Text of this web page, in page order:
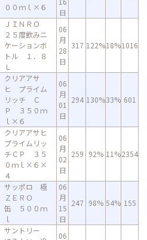
００ｍｌ×６
日
ＪＩＮＲＯ
２５度飲みニ
ケーションボ
トル １．８
Ｌ
06
月
28
日
317 122%18%1016
クリアアサ
ヒ プライム
リッチ Ｃ
Ｐ ３５０ｍ
ｌ×６
06
月
01
日
294 130%33% 601
クリアアサヒ
プライムリッ
チＣＰ ３５
０ｍｌ×６×
４
06
月
02
日
259 92% 11%2354
サッポロ 極
ＺＥＲＯ
缶 ５００ｍ
ｌ
06
月
15
日
247 98% 54% 155
サントリー
06